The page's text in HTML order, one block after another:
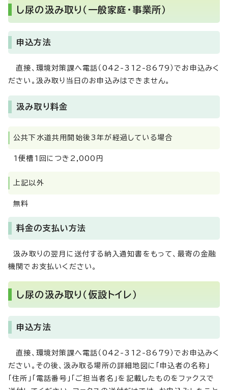
し尿の汲み取り（一般家庭・事業所）
申込方法
直接、環境対策課へ電話（042-312-8679）でお申込みく
ださい。汲み取り当日のお申込みはできません。
汲み取り料金
公共下水道共用開始後3年が経過している場合
1便槽1回につき2,000円
上記以外
無料
料金の支払い方法
汲み取りの翌月に送付する納入通知書をもって、最寄の金融
機関でお支払いください。
し尿の汲み取り（仮設トイレ）
申込方法
直接、環境対策課へ電話（042-312-8679）でお申込みく
ださい。その後、汲み取る場所の詳細地図に「申込者の名称」
「住所」「電話番号」「ご担当者名」を記載したものをファクスで